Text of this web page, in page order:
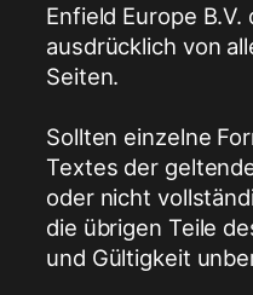
Enfield Europe
ausdrücklich von
Seiten.
Sollten einzelne
Textes der
oder nicht
die übrigen Teile
und Gültigkeit